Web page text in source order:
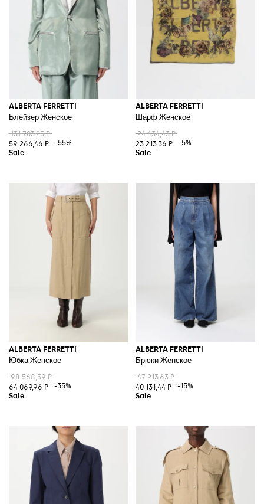
ALBERTA FERRETTI
Блейзер Женское
131 703,25 ₽
59 266,46 ₽
-55%
ALBERTA FERRETTI
Шарф Женское
24 434,43 ₽
23 213,36 ₽
-5%
ALBERTA FERRETTI
Юбка Женское
98 568,59 ₽
64 069,96 ₽
-35%
ALBERTA FERRETTI
Брюки Женское
47 213,63 ₽
40 131,44 ₽
-15%